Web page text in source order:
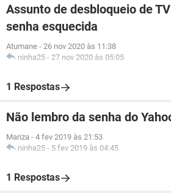
Assunto de desbloqueio de
senha esquecida
Atumane - 26 nov 2020 às 11:38
ninha25 - 27 nov 2020 às 05:05
1 Respostas
Não lembro da senha do
Mariza - 4 fev 2019 às 21:53
ninha25 - 5 fev 2019 às 04:45
1 Respostas